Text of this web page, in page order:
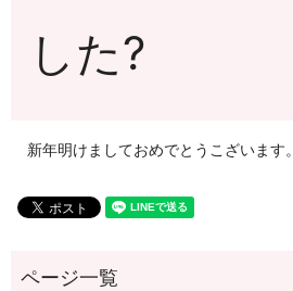
した?
新年明けましておめでとうこざいます。